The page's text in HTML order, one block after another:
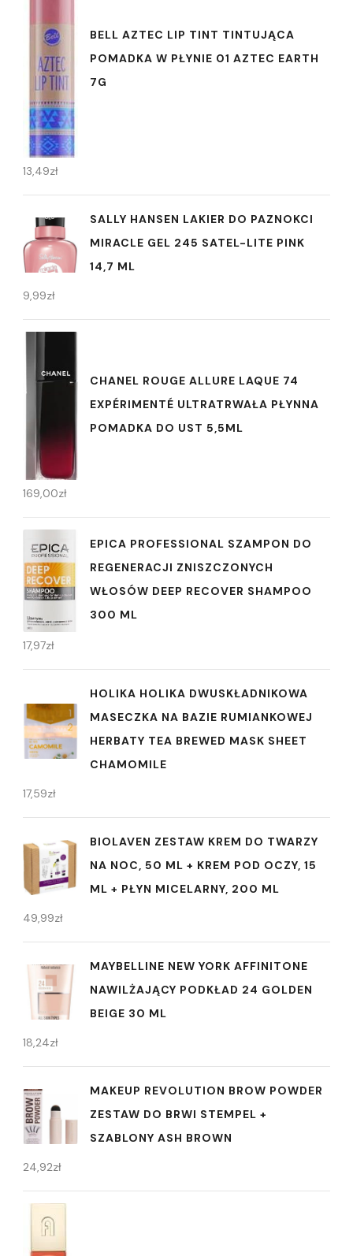
BELL AZTEC LIP TINT TINTUJĄCA
POMADKA W PŁYNIE 01 AZTEC EARTH
7G
13,49zł
SALLY HANSEN LAKIER DO PAZNOKCI
MIRACLE GEL 245 SATEL-LITE PINK
14,7 ML
9,99zł
CHANEL ROUGE ALLURE LAQUE 74
EXPÉRIMENTÉ ULTRATRWAŁA PŁYNNA
POMADKA DO UST 5,5ML
169,00zł
EPICA PROFESSIONAL SZAMPON DO
REGENERACJI ZNISZCZONYCH
WŁOSÓW DEEP RECOVER SHAMPOO
300 ML
17,97zł
HOLIKA HOLIKA DWUSKŁADNIKOWA
MASECZKA NA BAZIE RUMIANKOWEJ
HERBATY TEA BREWED MASK SHEET
CHAMOMILE
17,59zł
BIOLAVEN ZESTAW KREM DO TWARZY
NA NOC, 50 ML + KREM POD OCZY, 15
ML + PŁYN MICELARNY, 200 ML
49,99zł
MAYBELLINE NEW YORK AFFINITONE
NAWILŻAJĄCY PODKŁAD 24 GOLDEN
BEIGE 30 ML
18,24zł
MAKEUP REVOLUTION BROW POWDER
ZESTAW DO BRWI STEMPEL +
SZABLONY ASH BROWN
24,92zł